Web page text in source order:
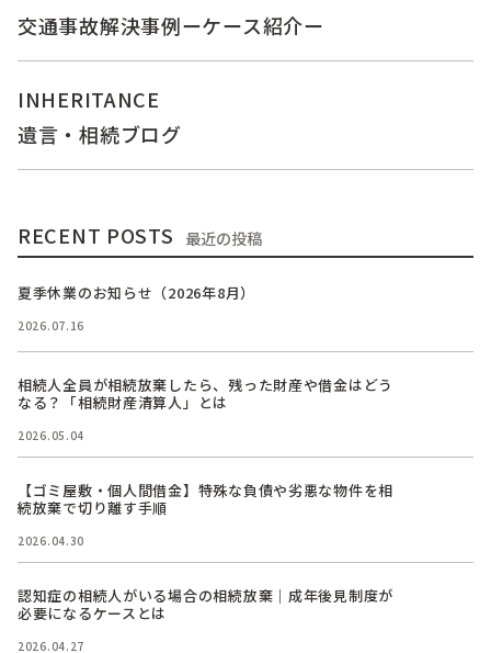
交通事故解決事例ーケース紹介ー
INHERITANCE
遺言・相続ブログ
RECENT POSTS 最近の投稿
夏季休業のお知らせ（2026年8月）
2026.07.16
相続人全員が相続放棄したら、残った財産や借金はどう
なる？「相続財産清算人」とは
2026.05.04
【ゴミ屋敷・個人間借金】特殊な負債や劣悪な物件を相
続放棄で切り離す手順
2026.04.30
認知症の相続人がいる場合の相続放棄｜成年後見制度が
必要になるケースとは
2026.04.27